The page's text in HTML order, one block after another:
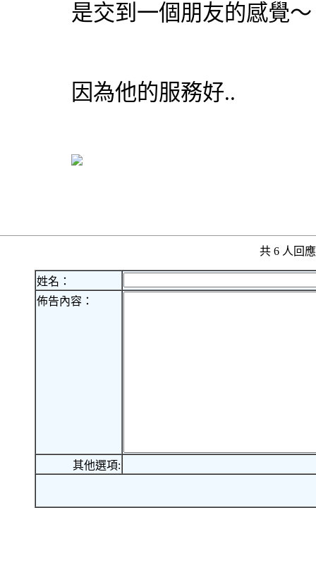
是交到一個朋友的感覺～
因為他的服務好..
共 6 人回
姓名：
佈告內容：
其他選項: